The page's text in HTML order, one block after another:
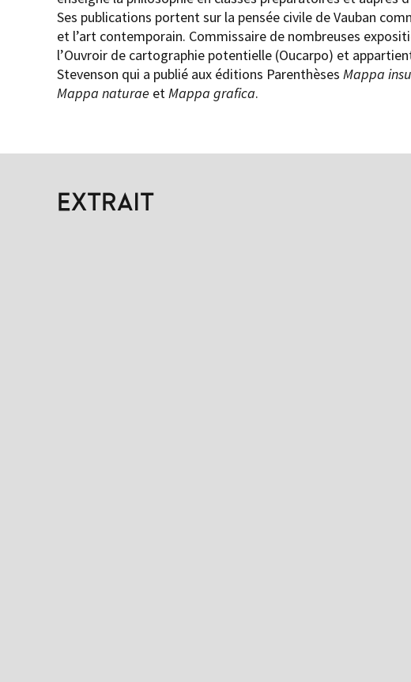
Ses publications portent sur la pensée civile de Vauban
et l’art contemporain. Commissaire de nombreuses
l’Ouvroir de cartographie potentielle (Oucarpo) et
Stevenson qui a publié aux éditions Parenthèses Mappa
Mappa naturae etMappa grafica.
EXTRAIT